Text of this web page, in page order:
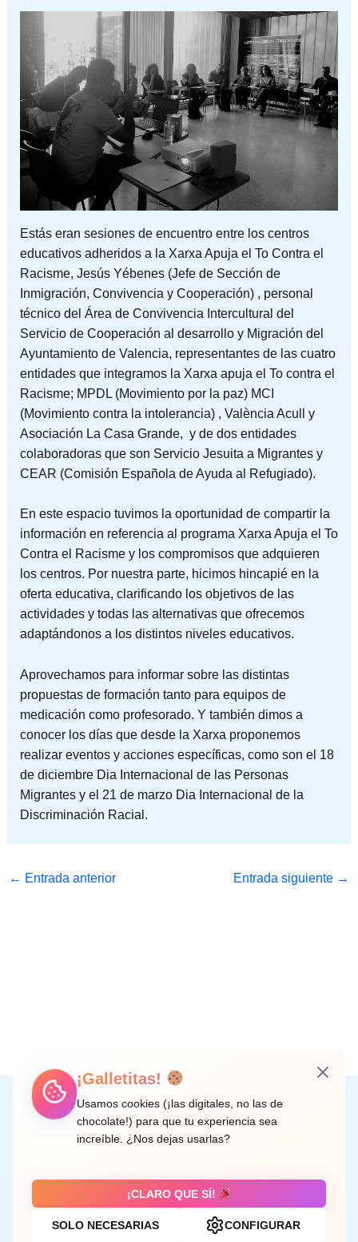
Estás eran sesiones de encuentro entre los centros
educativos adheridos a la Xarxa Apuja el To Contra el
Racisme, Jesús Yébenes (Jefe de Sección de
Inmigración, Convivencia y Cooperación) , personal
técnico del Área de Convivencia Intercultural del
Servicio de Cooperación al desarrollo y Migración del
Ayuntamiento de Valencia, representantes de las cuatro
entidades que integramos la Xarxa apuja el To contra el
Racisme; MPDL (Movimiento por la paz) MCI
(Movimiento contra la intolerancia) , València Acull y
Asociación La Casa Grande, y de dos entidades
colaboradoras que son Servicio Jesuita a Migrantes y
CEAR (Comisión Española de Ayuda al Refugiado).
En este espacio tuvimos la oportunidad de compartir la
información en referencia al programa Xarxa Apuja el To
Contra el Racisme y los compromisos que adquieren
los centros. Por nuestra parte, hicimos hincapié en la
oferta educativa, clarificando los objetivos de las
actividades y todas las alternativas que ofrecemos
adaptándonos a los distintos niveles educativos.
Aprovechamos para informar sobre las distintas
propuestas de formación tanto para equipos de
medicación como profesorado. Y también dimos a
conocer los días que desde la Xarxa proponemos
realizar eventos y acciones específicas, como son el 18
de diciembre Dia Internacional de las Personas
Migrantes y el 21 de marzo Dia Internacional de la
Discriminación Racial.
← Entrada anterior Entrada siguiente →
Instagram
Facebook
X LinkedIn
Correo electrónico
C/ Doctor Rodríguez de la Fuente, 8 València
Aviso legal
¡Galletitas!
Usamos cookies (¡las digitales, no las de
chocolate!) para que tu experiencia sea
increíble. ¿Nos dejas usarlas?
¡CLARO QUE SÍ!
SOLO NECESARIAS CONFIGURAR